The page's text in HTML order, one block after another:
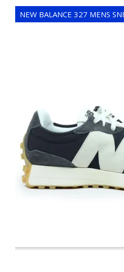
NEW BALANCE 327 MENS